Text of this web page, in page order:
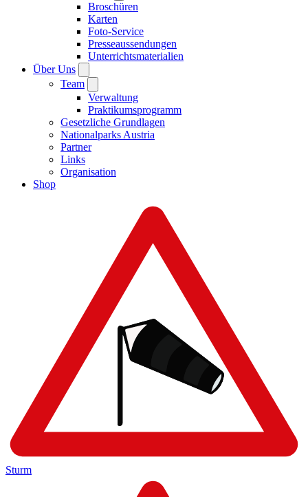
Broschüren
Karten
Foto-Service
Presseaussendungen
Unterrichtsmaterialien
Über Uns
Team
Verwaltung
Praktikumsprogramm
Gesetzliche Grundlagen
Nationalparks Austria
Partner
Links
Organisation
Shop
Sturm